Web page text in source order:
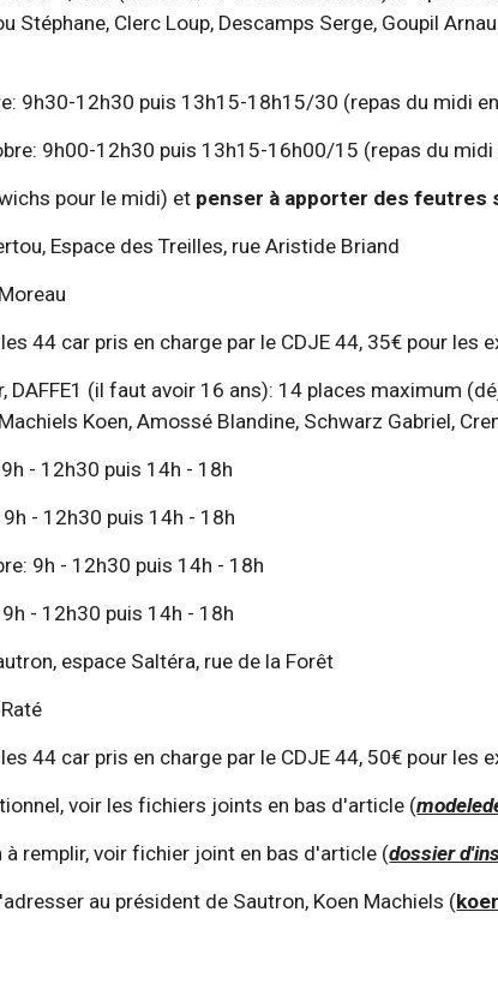
Stéphane, Clerc Loup, Descamps Serge, Goupil
9h30-12h30 puis 13h15-18h15/30 (repas du midi
octobre: 9h00-12h30 puis 13h15-16h00/15 (repas du
pour le midi) et
penser à apporter des feutres
Vertou, Espace des Treilles, rue Aristide Briand
Moreau
pour les 44 car pris en charge par le CDJE 44, 35€ pour les
Koen, Amossé Blandine, Schwarz Gabriel,
9h - 12h30 puis 14h - 18h
9h - 12h30 puis 14h - 18h
9h - 12h30 puis 14h - 18h
9h - 12h30 puis 14h - 18h
Sautron, espace Saltéra, rue de la Forêt
Raté
pour les 44 car pris en charge par le CDJE 44, 50€ pour les
voir les fichiers joints en bas d'article (
à remplir, voir fichier joint en bas d'article (
dossier
s'adresser au président de Sautron, Koen Machiels (